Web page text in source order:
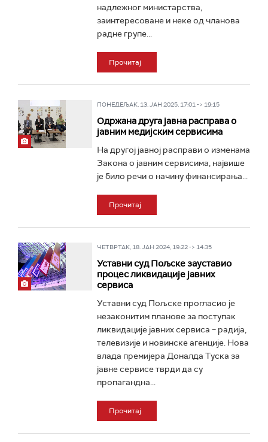
надлежног министарства,
заинтересоване и неке од чланова
радне групе...
Прочитај
ПОНЕДЕЉАК, 13. ЈАН 2025, 17:01 -> 19:15
Одржана друга јавна расправа о
јавним медијским сервисима
На другој јавној расправи о изменама
Закона о јавним сервисима, највише
је било речи о начину финансирања...
Прочитај
ЧЕТВРТАК, 18. ЈАН 2024, 19:22 -> 14:35
Уставни суд Пољске зауставио
процес ликвидације јавних
сервиса
Уставни суд Пољске прогласио је
незаконитим планове за поступак
ликвидације јавних сервиса – радија,
телевизије и новинске агенције. Нова
влада премијера Доналда Туска за
јавне сервисе тврди да су
пропагандна...
Прочитај